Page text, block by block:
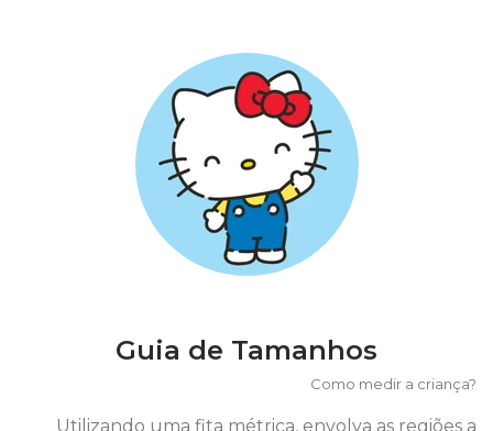
Guia de Tamanhos
Como medir a criança?
Utilizando uma fita métrica, envolva as regiões a